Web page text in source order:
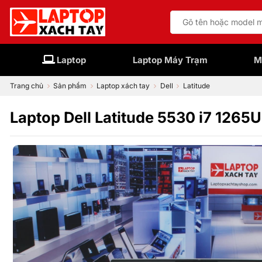
Bỏ
qua
nội
dung
Tìm
kiếm:
Laptop Laptop Máy Trạm
Trang chủ Sản phẩm Laptop xách tay Dell Latitude
Laptop Dell Latitude 5530 i7